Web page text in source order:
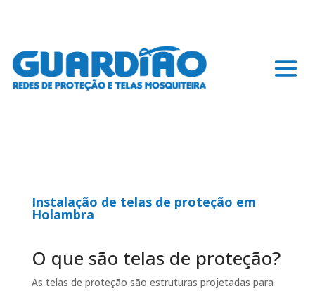
Instalação de telas de proteção em
Holambra
O que são telas de proteção?
As telas de proteção são estruturas projetadas para